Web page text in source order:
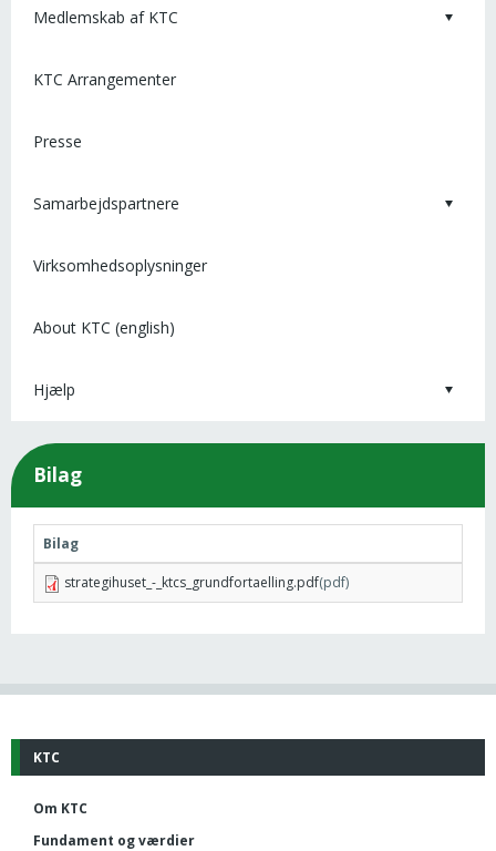
Medlemskab af KTC
KTC Arrangementer
Presse
Samarbejdspartnere
Virksomhedsoplysninger
About KTC (english)
Hjælp
Bilag
Bilag
strategihuset_-_ktcs_grundfortaelling.pdf(pdf)
KTC
Om KTC
Fundament og værdier